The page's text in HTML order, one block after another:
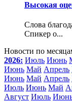
Высокая
Слова
Спикер о...
Новости по
2026: Июль Июнь
Июнь Май Апрель
Июнь Май Апрель
Июль Июнь Май
Август Июль